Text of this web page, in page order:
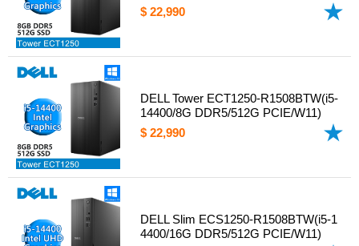
$ 22,990
DELL Tower ECT1250-R1508BTW(i5-
14400/8G DDR5/512G PCIE/W11)
$ 22,990
DELL Slim ECS1250-R1508BTW(i5-1
4400/16G DDR5/512G PCIE/W11)